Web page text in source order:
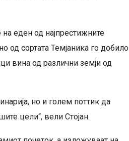
еден од најпрестижните
од сортата Темјаника го добило
вина од различни земји од
но и голем поттик да
цели“, вели Стојан.